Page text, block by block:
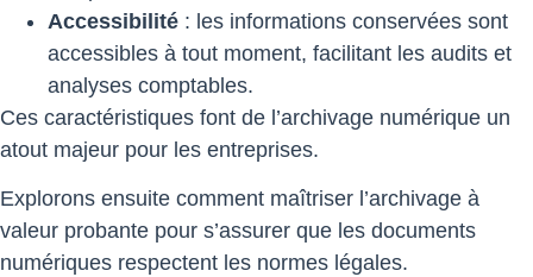
Accessibilité : les informations conservées sont
accessibles à tout moment, facilitant les audits et
analyses comptables.
Ces caractéristiques font de l’archivage numérique un
atout majeur pour les entreprises.
Explorons ensuite comment maîtriser l’archivage à
valeur probante pour s’assurer que les documents
numériques respectent les normes légales.